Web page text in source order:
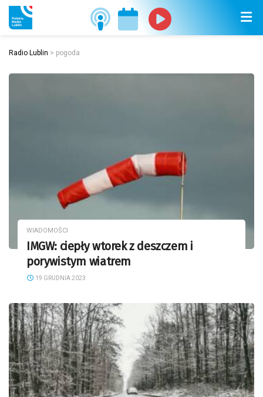
Radio Lublin > pogoda
WIADOMOŚCI
IMGW: ciepły wtorek z deszczem i
porywistym wiatrem
19 GRUDNIA 2023